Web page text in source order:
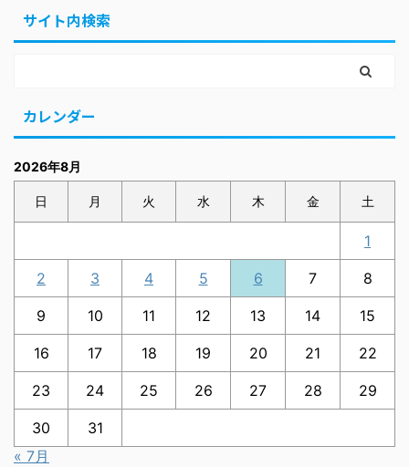
サイト内検索
カレンダー
2026年8月
日 月 火 水 木 金 土
1
2 3 4 5 6 7 8
9 10 11 12 13 14 15
16 17 18 19 20 21 22
23 24 25 26 27 28 29
30
31
« 7月